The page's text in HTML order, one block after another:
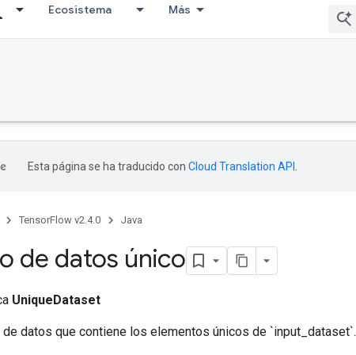
Ecosistema Más
Esta página se ha traducido con Cloud Translation API
TensorFlow v2.4.0 Java
de datos único
UniqueDataset
de datos que contiene los elementos únicos de `input_dataset`.